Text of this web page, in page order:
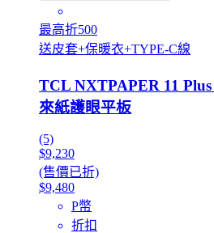
最高折500
送皮套+保暖衣+TYPE-C線
TCL NXTPAPER 11
來紙護眼平板
(5)
$9,230
(售價已折)
$9,480
P幣
折扣